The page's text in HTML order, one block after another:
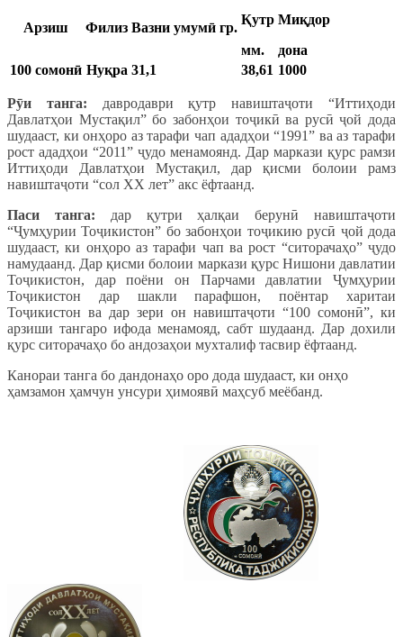
Арзиш Филиз Вазни умумӣ гр.
Қутр
мм.
Миқдор
дона
100 сомонӣ Нуқра 31,1 38,61 1000
Рӯи танга: давродаври қутр навиштаҷоти “Иттиҳоди
Давлатҳои Мустақил” бо забонҳои тоҷикӣ ва русӣ ҷой дода
шудааст, ки онҳоро аз тарафи чап ададҳои “1991” ва аз тарафи
рост ададҳои “2011” ҷудо менамоянд. Дар маркази қурс рамзи
Иттиҳоди Давлатҳои Мустақил, дар қисми болоии рамз
навиштаҷоти “сол ХХ лет” акс ёфтаанд.
Паси танга: дар қутри ҳалқаи берунӣ навиштаҷоти
“Ҷумҳурии Тоҷикистон” бо забонҳои тоҷикию русӣ ҷой дода
шудааст, ки онҳоро аз тарафи чап ва рост “ситорачаҳо” ҷудо
намудаанд. Дар қисми болоии маркази қурс Нишони давлатии
Тоҷикистон, дар поёни он Парчами давлатии Ҷумҳурии
Тоҷикистон дар шакли парафшон, поёнтар харитаи
Тоҷикистон ва дар зери он навиштаҷоти “100 сомонӣ”, ки
арзиши тангаро ифода менамояд, сабт шудаанд. Дар дохили
қурс ситорачаҳо бо андозаҳои мухталиф тасвир ёфтаанд.
Канораи танга бо дандонаҳо оро дода шудааст, ки онҳо
ҳамзамон ҳамчун унсури ҳимоявӣ маҳсуб меёбанд.